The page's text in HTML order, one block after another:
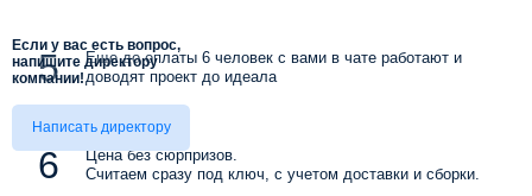
Еще до оплаты 6 человек с вами в чате работают и
доводят проект до идеала
Цена без сюрпризов.
Считаем сразу под ключ, с учетом доставки и сборки.
Если у вас есть вопрос,
напишите директору
компании!
Написать директору